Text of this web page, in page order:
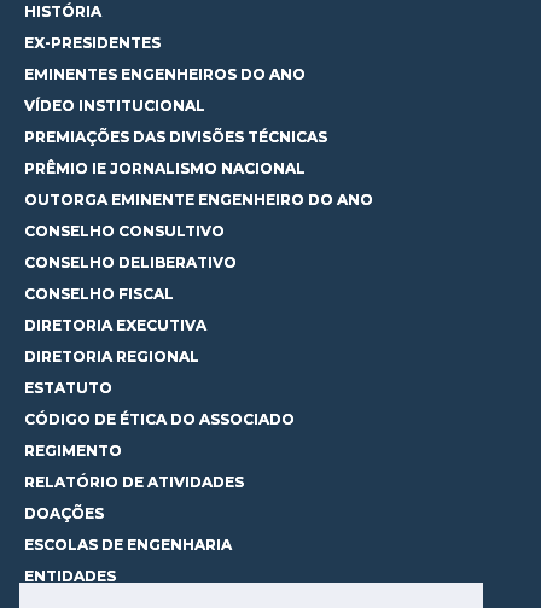
HISTÓRIA
EX-PRESIDENTES
EMINENTES ENGENHEIROS DO ANO
VÍDEO INSTITUCIONAL
PREMIAÇÕES DAS DIVISÕES TÉCNICAS
PRÊMIO IE JORNALISMO NACIONAL
OUTORGA EMINENTE ENGENHEIRO DO ANO
CONSELHO CONSULTIVO
CONSELHO DELIBERATIVO
CONSELHO FISCAL
DIRETORIA EXECUTIVA
DIRETORIA REGIONAL
ESTATUTO
CÓDIGO DE ÉTICA DO ASSOCIADO
REGIMENTO
RELATÓRIO DE ATIVIDADES
DOAÇÕES
ESCOLAS DE ENGENHARIA
ENTIDADES